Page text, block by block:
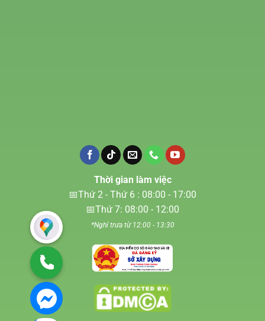
Thời gian làm việc
📅Thứ 2 - Thứ 6 : 08:00 - 17:00
📅Thứ 7: 08:00 - 12:00
*Nghỉ trưa từ 12:00 - 13:30